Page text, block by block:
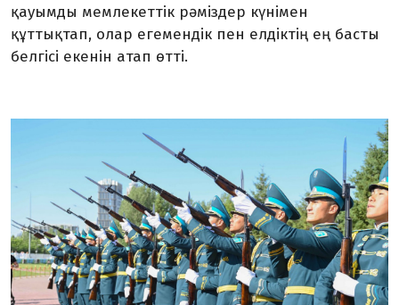
қауымды мемлекеттік рәміздер күнімен
құттықтап, олар егемендік пен елдіктің ең басты
белгісі екенін атап өтті.